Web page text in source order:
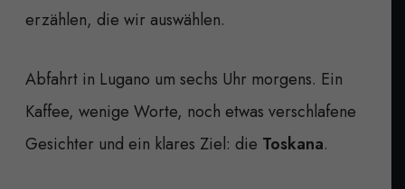
erzählen, die wir auswählen.
Abfahrt in Lugano um sechs Uhr morgens. Ein
Kaffee, wenige Worte, noch etwas verschlafene
Gesichter und ein klares Ziel: die Toskana.